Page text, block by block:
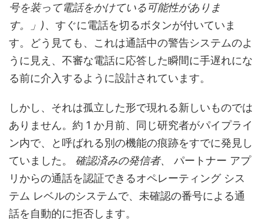
号を装って電話をかけている可能性がありま
す。」 )、すぐに電話を切るボタンが付いていま
す。どう見ても、これは通話中の警告システムのよ
うに見え、不審な電話に応答した瞬間に手遅れにな
る前に介入するように設計されています。
しかし、それは孤立した形で現れる新しいものでは
ありません。約 1 か月前、同じ研究者がパイプライ
ン内で、と呼ばれる別の機能の痕跡をすでに発見し
ていました。 確認済みの発信者、 パートナー アプ
リからの通話を認証できるオペレーティング シス
テム レベルのシステムで、未確認の番号による通
話を自動的に拒否します。